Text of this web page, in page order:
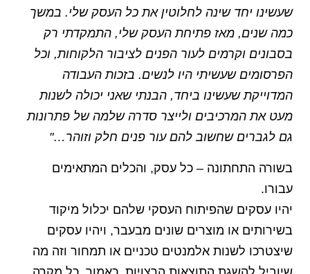
שעשינו יחד שינה לחלוטין את כל העסק שלי. במשך
כמה שנים, מאז פתיחת העסק שלי, התמקדתי רק
בסבונים וקרמים לעור הפנים לציבור הלקוחות, וכל
הפרסומים שעשיתי היו לנשים. בזכות העבודה
המדוייקת שעשינו ביחד, הבנתי שאני יכולה לשנות
מעט את המרכיבים ולייצר סדרה שלמה של פתרונות
גם לגברים שחשוב להם עור פנים חלק וזוהר…"
בשורה התחתונה – כל עסק, והכלים המתאימים
עבורו.
יהיו עסקים שהפיתוח העסקי שלהם יכלול מיקוד
בשירותים או מוצרים שונים מבעבר, ויהיו עסקים
שיצטרכו לשנות אלמנטים טכניים או תמחור וזה מה